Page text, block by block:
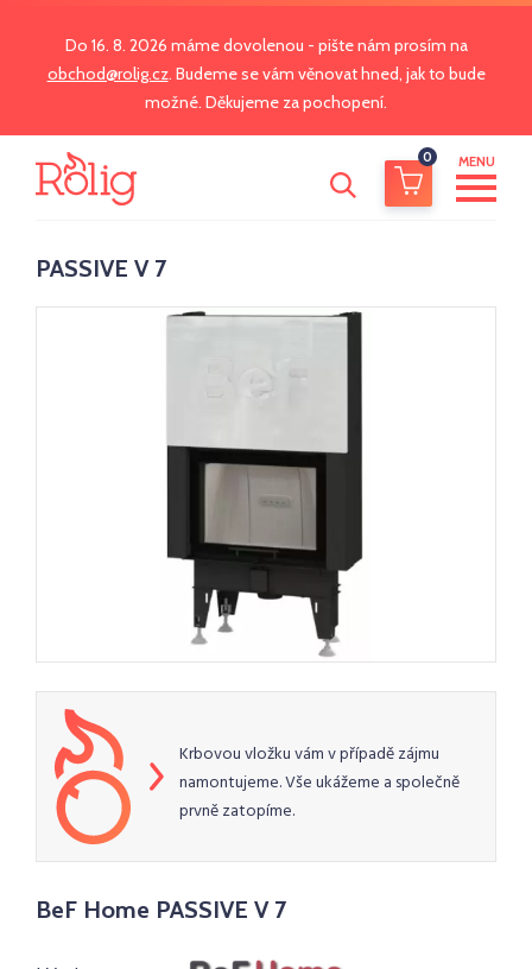
Do 16. 8. 2026 máme dovolenou - pište nám prosím na
obchod@rolig.cz. Budeme se vám věnovat hned, jak to bude
možné. Děkujeme za pochopení.
0 MENU
PASSIVE V 7
Krbovou vložku vám v případě zájmu
namontujeme. Vše ukážeme a společně
prvně zatopíme.
BeF Home PASSIVE V 7